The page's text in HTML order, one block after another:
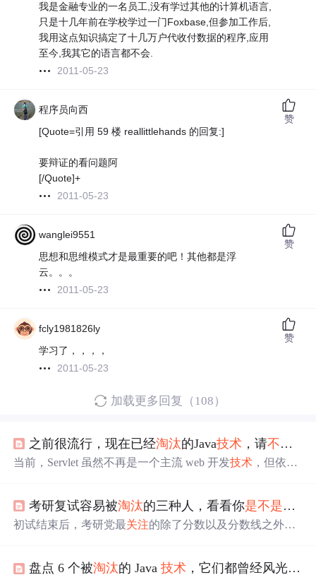
我是金融专业的一名员工,没有学过其他的计算机语言,
只是十几年前在学校学过一门Foxbase,但参加工作后,
我用这点知识搞定了十几万户代收付数据的程序,应用
至今,我其它的语言都不会.
2011-05-23
程序员向西
[Quote=引用 59 楼 reallittlehands 的回复:]
要辩证的看问题阿
[/Quote]+
2011-05-23
赞
wanglei9551
思想和思维模式才是最重要的吧！其他都是浮
云。。。
2011-05-23
赞
fcly1981826ly
学习了，，，，
2011-05-23
赞
加载更多回复（108）
之前很流行，现在已经淘汰的Java技术 ，请不要
当前，Servlet 虽然不再是一个主流 web 开发技术 ，但依然
式”，轻量级 OR 映射框架，既继承了 Hibernate 的优点，
同时也吸取了他的教训。虽然 Hibernate 也支持 SQL 级别
习成本。因此现在，很多公司，老的 Struts 项目还在维
考研复试容易被淘汰的三种人，看看你是不是其中
初试结束后，考研党最关注的除了分数以及分数线之外，
绩虽然不错，报考同一研究方向或导师的...
盘点 6 个被淘汰的 Java技术 ，它们都曾经风光过！